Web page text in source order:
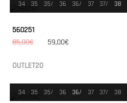
34 35 35/ 36 36/ 37 37/ 38
560251
85,00€
59,00€
OUTLET20
34 35 35/ 36 36/ 37 37/ 38